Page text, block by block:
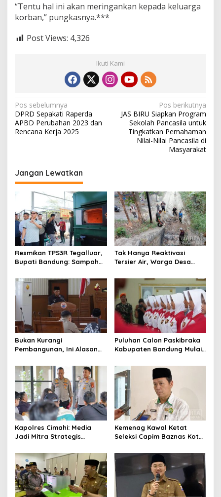
“Tentu hal ini akan meringankan kepada keluarga
korban,” pungkasnya.***
Post Views: 4,326
Ikuti Kami
N
a
v
a
s
p
o
s
Pos sebelumnya
DPRD Sepakati Raperda
APBD Perubahan 2023 dan
Rencana Kerja 2025
Pos berikutnya
JAS BIRU Siapkan Program
Sekolah Pancasila untuk
Tingkatkan Pemahaman
Nilai-Nilai Pancasila di
Masyarakat
Jangan Lewatkan
Resmikan TPS3R Tegalluar,
Bupati Bandung: Sampah
Pemerintah
Tak Hanya Reaktivasi
Tersier Air, Warga Desa
Alternatif di Padalarang
Bukan Kurangi
Pembangunan, Ini Alasan
Pengurangan Belanja
Daerah
Puluhan Calon Paskibraka
Kabupaten Bandung Mulai
Kapolres Cimahi: Media
Jadi Mitra Strategis
Publik
Kemenag Kawal Ketat
Seleksi Capim Baznas Kota
Komisioner Baznas
Berintegritas